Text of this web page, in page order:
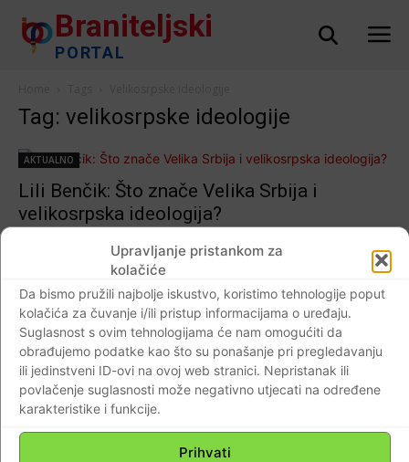
Upravljanje pristankom za
kolačiće
Da bismo pružili najbolje iskustvo, koristimo tehnologije poput
kolačića za čuvanje i/ili pristup informacijama o uređaju.
Suglasnost s ovim tehnologijama će nam omogućiti da
obrađujemo podatke kao što su ponašanje pri pregledavanju
ili jedinstveni ID-ovi na ovoj web stranici. Nepristanak ili
povlačenje suglasnosti može negativno utjecati na određene
karakteristike i funkcije.
Prihvati
Braniteljski
PORTAL
Tag: velikosrpske ideologije
AKTUALNO
Lili Benčik: Što znače Velika Srbija i
velikosrpska ideologija?
AKTUALNO
Hrvatska u procjepu”„Izgleda da su se Hrvati
već umorili od vlastite države pa njenu
sudbinu olako prepuštaju onima koji su sve
činili da je ne bude“…A gdje je Članak